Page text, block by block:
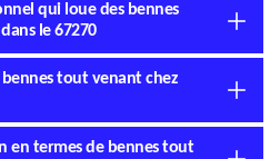
qui loue des bennes
le 67270
bennes tout venant chez
en termes de bennes tout